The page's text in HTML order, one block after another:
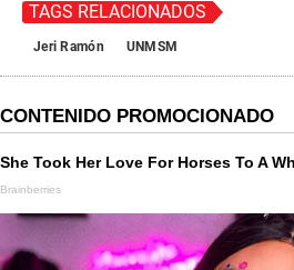
TAGS RELACIONADOS
Jeri Ramón UNMSM